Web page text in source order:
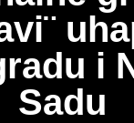
i
Sadu